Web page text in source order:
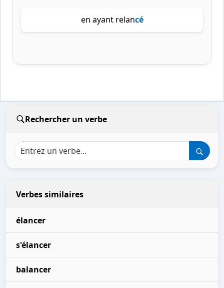
en ayant relancé
Rechercher un verbe
Verbes similaires
élancer
s'élancer
balancer